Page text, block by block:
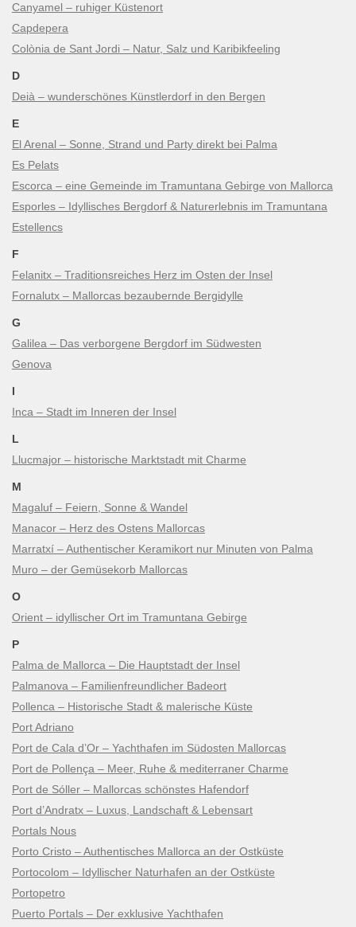
Canyamel – ruhiger Küstenort
Capdepera
Colònia de Sant Jordi – Natur, Salz und Karibikfeeling
D
Deià – wunderschönes Künstlerdorf in den Bergen
E
El Arenal – Sonne, Strand und Party direkt bei Palma
Es Pelats
Escorca – eine Gemeinde im Tramuntana Gebirge von Mallorca
Esporles – Idyllisches Bergdorf & Naturerlebnis im Tramuntana
Estellencs
F
Felanitx – Traditionsreiches Herz im Osten der Insel
Fornalutx – Mallorcas bezaubernde Bergidylle
G
Galilea – Das verborgene Bergdorf im Südwesten
Genova
I
Inca – Stadt im Inneren der Insel
L
Llucmajor – historische Marktstadt mit Charme
M
Magaluf – Feiern, Sonne & Wandel
Manacor – Herz des Ostens Mallorcas
Marratxí – Authentischer Keramikort nur Minuten von Palma
Muro – der Gemüsekorb Mallorcas
O
Orient – idyllischer Ort im Tramuntana Gebirge
P
Palma de Mallorca – Die Hauptstadt der Insel
Palmanova – Familienfreundlicher Badeort
Pollenca – Historische Stadt & malerische Küste
Port Adriano
Port de Cala d’Or – Yachthafen im Südosten Mallorcas
Port de Pollença – Meer, Ruhe & mediterraner Charme
Port de Sóller – Mallorcas schönstes Hafendorf
Port d’Andratx – Luxus, Landschaft & Lebensart
Portals Nous
Porto Cristo – Authentisches Mallorca an der Ostküste
Portocolom – Idyllischer Naturhafen an der Ostküste
Portopetro
Puerto Portals – Der exklusive Yachthafen